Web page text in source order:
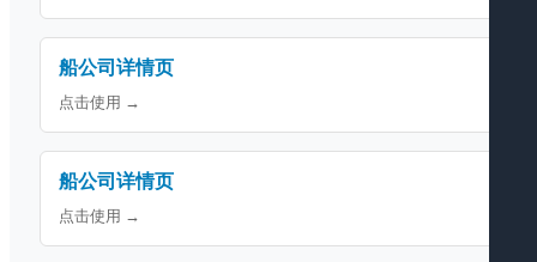
船公司详情页
点击使用 →
船公司详情页
点击使用 →